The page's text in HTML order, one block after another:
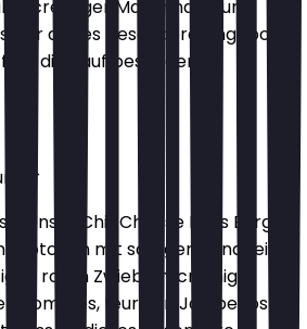
cremiger Mayonnaise und
dir dieses besondere Angebot
dich auf besondere
Unser Chili Cheese Fries Burger,
Brötchen mit saftigem Rindfleisch
roten Zwiebeln, cremiger
Pommes, feurigen Jalapeños